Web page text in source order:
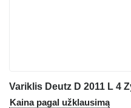
Variklis Deutz D 2011 L 4
Kaina pagal užklausimą